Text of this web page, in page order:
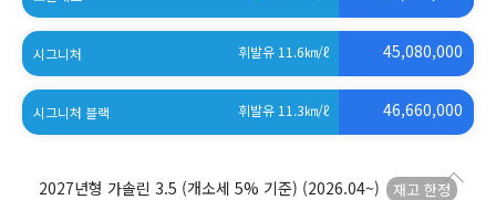
시그니처 휘발유 11.6㎞/ℓ 45,080,000
시그니처 블랙 휘발유 11.3㎞/ℓ 46,660,000
2027년형 가솔린 3.5 (개소세 5% 기준) (2026.04~)